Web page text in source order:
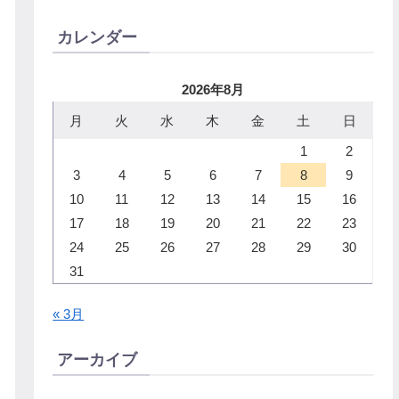
カレンダー
2026年8月
月 火 水 木 金 土
日
1
2
3
4 5 6 7 8
9
10
11 12 13 14 15
16
17
18 19 20 21 22
23
24
25 26 27 28 29
30
31
« 3月
アーカイブ